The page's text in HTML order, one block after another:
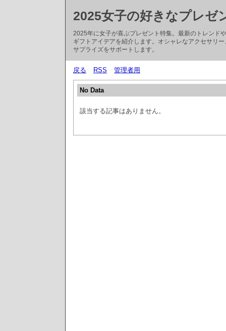
2025女子の好きなプレゼ
2025年に女子が喜ぶプレゼント特集。最新のトレンド
ギフトアイデアを紹介します。オシャレなアクセサリ
サプライズをサポートします。
戻る RSS 管理者用
No Data
該当する記事はありません。